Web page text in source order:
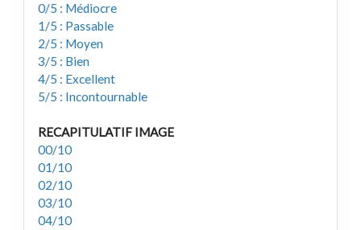
0/5 : Médiocre
1/5 : Passable
2/5 : Moyen
3/5 : Bien
4/5 : Excellent
5/5 : Incontournable
RECAPITULATIF IMAGE
00/10
01/10
02/10
03/10
04/10